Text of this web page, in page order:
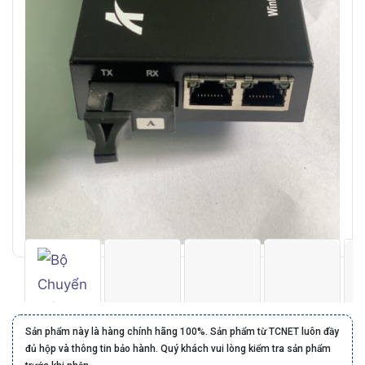
Sản phẩm này là hàng chính hãng 100%. Sản phẩm từ TCNET luôn đầy
đủ hộp và thông tin bảo hành. Quý khách vui lòng kiểm tra sản phẩm